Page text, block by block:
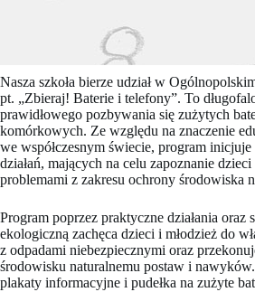
Nasza szkoła bierze udział w
pt. „Zbieraj! Baterie i telefony”. To
prawidłowego pozbywania się zużytych
komórkowych. Ze względu na znaczenie
we współczesnym świecie, program
działań, mających na celu zapoznanie
problemami z zakresu ochrony środowiska
Program poprzez praktyczne działania oraz
ekologiczną zachęca dzieci i młodzież do
z odpadami niebezpiecznymi oraz
środowisku naturalnemu postaw i
plakaty informacyjne i pudełka na zużyte